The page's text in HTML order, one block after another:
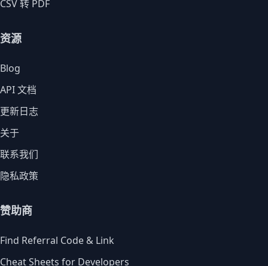
CSV 转 PDF
资源
Blog
API 文档
更新日志
关于
联系我们
隐私政策
赞助商
Find Referral Code & Link
Cheat Sheets for Developers